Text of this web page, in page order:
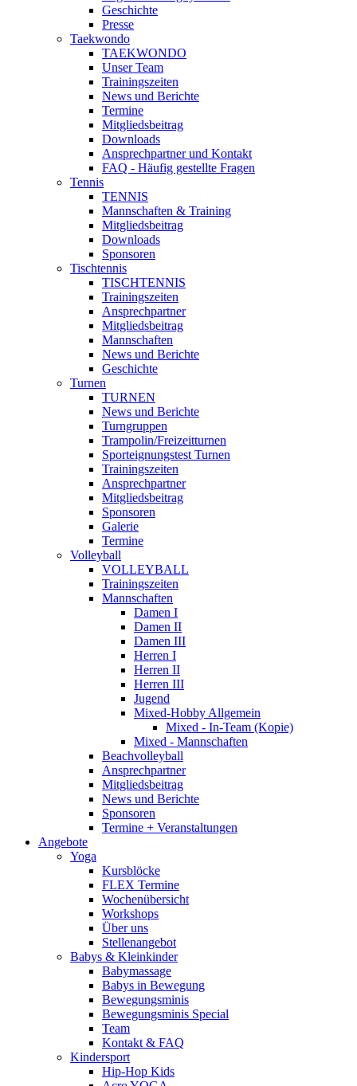
Geschichte
Presse
Taekwondo
TAEKWONDO
Unser Team
Trainingszeiten
News und Berichte
Termine
Mitgliedsbeitrag
Downloads
Ansprechpartner und Kontakt
FAQ - Häufig gestellte Fragen
Tennis
TENNIS
Mannschaften & Training
Mitgliedsbeitrag
Downloads
Sponsoren
Tischtennis
TISCHTENNIS
Trainingszeiten
Ansprechpartner
Mitgliedsbeitrag
Mannschaften
News und Berichte
Geschichte
Turnen
TURNEN
News und Berichte
Turngruppen
Trampolin/Freizeitturnen
Sporteignungstest Turnen
Trainingszeiten
Ansprechpartner
Mitgliedsbeitrag
Sponsoren
Galerie
Termine
Volleyball
VOLLEYBALL
Trainingszeiten
Mannschaften
Damen I
Damen II
Damen III
Herren I
Herren II
Herren III
Jugend
Mixed-Hobby Allgemein
Mixed - In-Team (Kopie)
Mixed - Mannschaften
Beachvolleyball
Ansprechpartner
Mitgliedsbeitrag
News und Berichte
Sponsoren
Termine + Veranstaltungen
Angebote
Yoga
Kursblöcke
FLEX Termine
Wochenübersicht
Workshops
Über uns
Stellenangebot
Babys & Kleinkinder
Babymassage
Babys in Bewegung
Bewegungsminis
Bewegungsminis Special
Team
Kontakt & FAQ
Kindersport
Hip-Hop Kids